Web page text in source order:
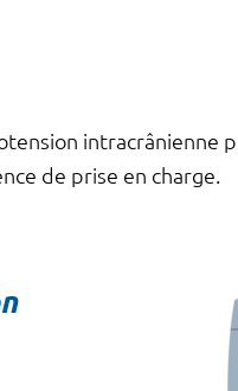
intracrânienne
de prise en charge.